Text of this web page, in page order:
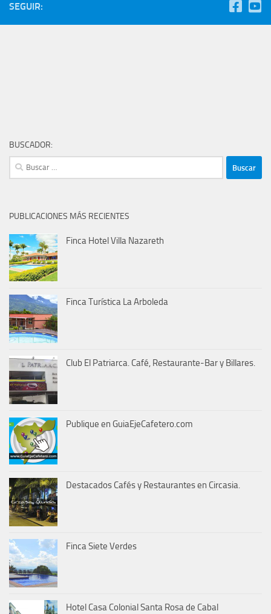
SEGUIR:
BUSCADOR:
Buscar:
PUBLICACIONES MÁS RECIENTES
Finca Hotel Villa Nazareth
Finca Turística La Arboleda
Club El Patriarca. Café, Restaurante-Bar y Billares.
Publique en GuiaEjeCafetero.com
Destacados Cafés y Restaurantes en Circasia.
Finca Siete Verdes
Hotel Casa Colonial Santa Rosa de Cabal